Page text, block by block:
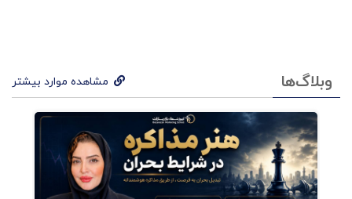
کلیدواژه ها
عکس پروفایل
وبلاگ‌ها مشاهده موارد بیشتر